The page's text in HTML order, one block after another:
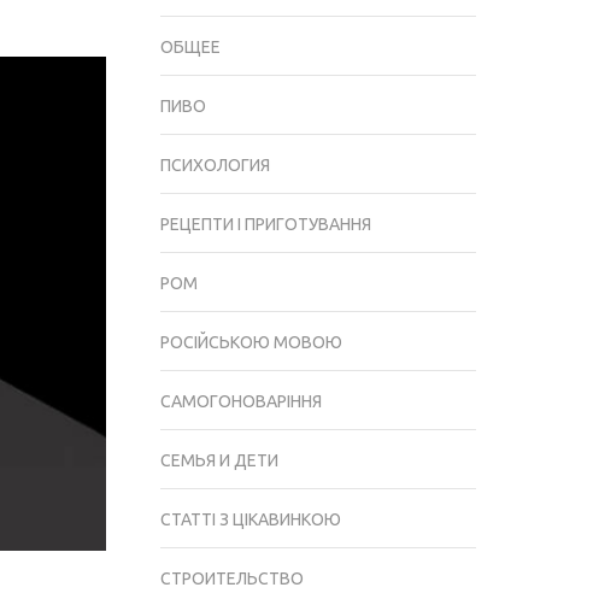
КУПИТЬ
КУПИТЬ
ОБЩЕЕ
ПИВО
ПСИХОЛОГИЯ
РЕЦЕПТИ І ПРИГОТУВАННЯ
РОМ
РОСІЙСЬКОЮ МОВОЮ
САМОГОНОВАРІННЯ
СЕМЬЯ И ДЕТИ
СТАТТІ З ЦІКАВИНКОЮ
СТРОИТЕЛЬСТВО